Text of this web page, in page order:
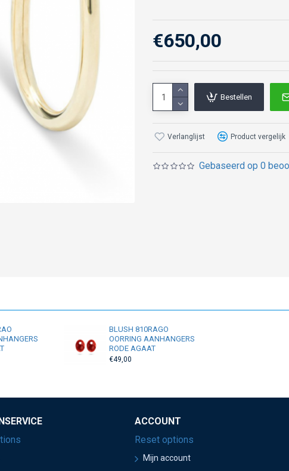
Gebaseerd op 0
€650,00
Bestellen
Verlanglijst Product vergelijk
BLUSH 810RAGO
OORRING AANHANGERS
RODE AGAAT
€49,00
ACCOUNT
Reset options
Mijn account